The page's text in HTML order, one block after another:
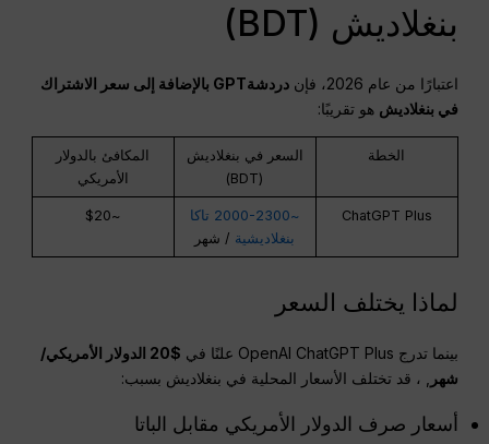
بنغلاديش (BDT)
اعتبارًا من عام 2026، فإن دردشةGPT
بالإضافة إلى سعر الاشتراك
في بنغلاديش هو تقريبًا:
الخطة
السعر في بنغلاديش
(BDT)
المكافئ بالدولار
الأمريكي
ChatGPT Plus
~2000-2300 تاكا
بنغلاديشية / شهر
~$20
لماذا يختلف السعر
بينما تدرج OpenAI ChatGPT Plus علنًا في $20 الدولار الأمريكي/
شهر
, ، قد تختلف الأسعار المحلية في بنغلاديش بسبب:
أسعار صرف الدولار الأمريكي مقابل الباتا